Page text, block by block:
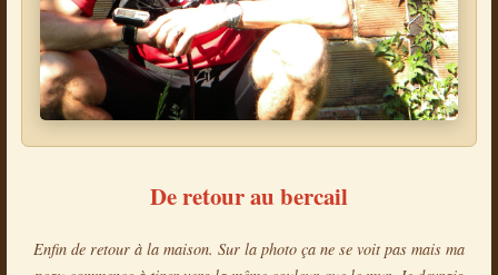
De retour au bercail
Enfin de retour à la maison. Sur la photo ça ne se voit pas mais ma